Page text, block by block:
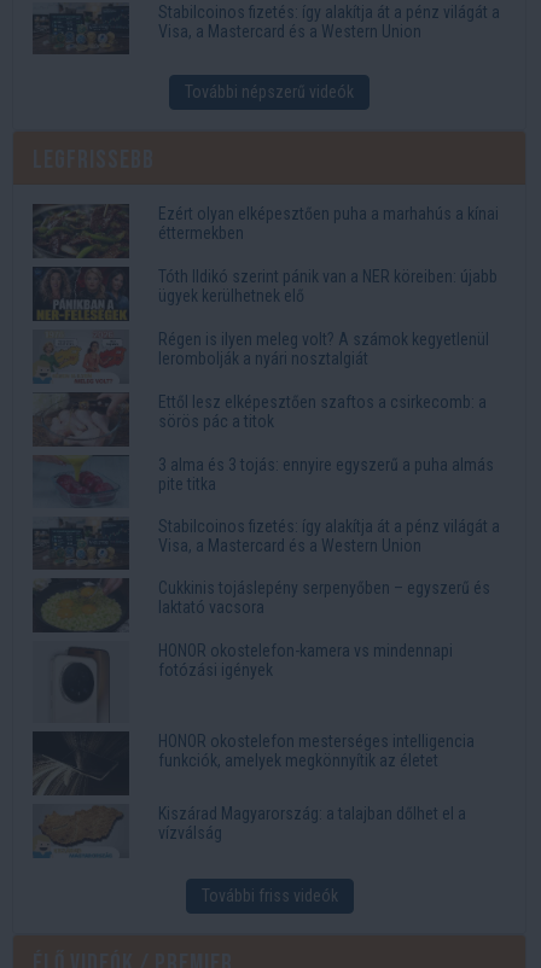
Stabilcoinos fizetés: így alakítja át a pénz világát a
Visa, a Mastercard és a Western Union
További népszerű videók
Ezért olyan elképesztően puha a marhahús a kínai
éttermekben
Tóth Ildikó szerint pánik van a NER köreiben: újabb
ügyek kerülhetnek elő
Régen is ilyen meleg volt? A számok kegyetlenül
lerombolják a nyári nosztalgiát
Ettől lesz elképesztően szaftos a csirkecomb: a
sörös pác a titok
3 alma és 3 tojás: ennyire egyszerű a puha almás
pite titka
Stabilcoinos fizetés: így alakítja át a pénz világát a
Visa, a Mastercard és a Western Union
Cukkinis tojáslepény serpenyőben – egyszerű és
laktató vacsora
HONOR okostelefon-kamera vs mindennapi
fotózási igények
HONOR okostelefon mesterséges intelligencia
funkciók, amelyek megkönnyítik az életet
Kiszárad Magyarország: a talajban dőlhet el a
vízválság
További friss videók